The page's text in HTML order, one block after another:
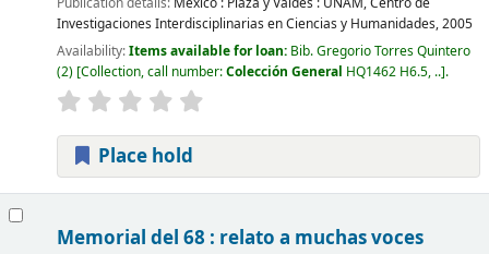
Investigaciones Interdisciplinarias en Ciencias y Humanidades,2005
Availability:Items available for loan: Bib. Gregorio Torres Quintero
(2) Collection, call number:Colección General HQ1462 H6.5, .. .
Place hold
Memorial del 68 : relato a muchas voces